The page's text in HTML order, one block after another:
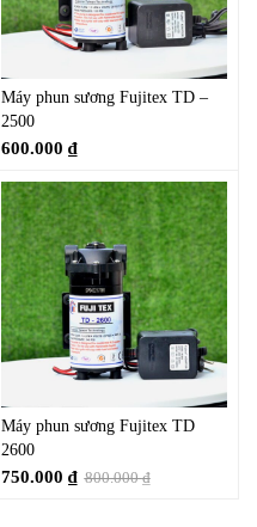
Máy phun sương Fujitex TD –
2500
600.000 ₫
Máy phun sương Fujitex TD
2600
800.000₫
750.000 ₫